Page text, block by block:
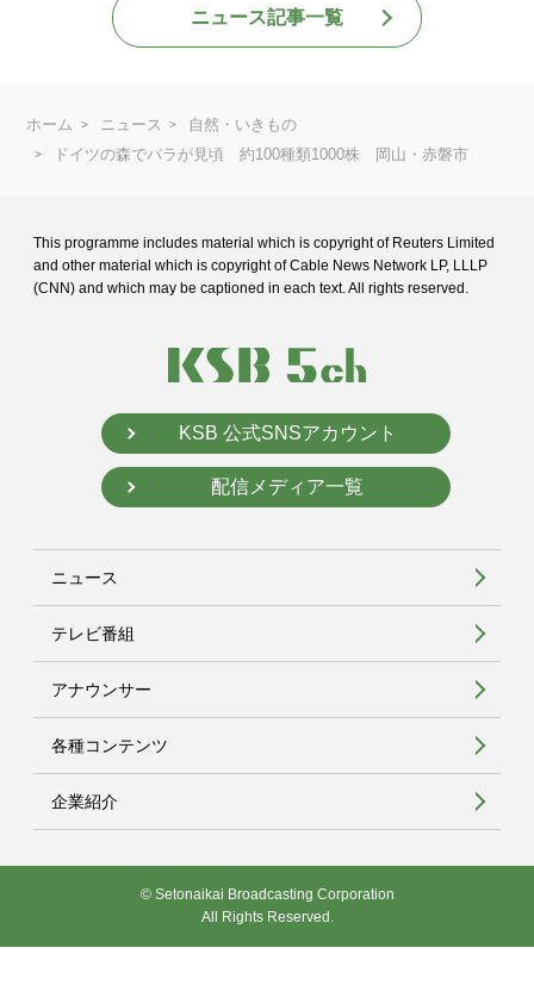
ニュース記事一覧
ホーム ニュース
自然・いきもの
ドイツの森でバラが見頃 約100種類1000株 岡山・赤磐市
This programme includes material which is copyright of Reuters Limited
and other material which is copyright of Cable News Network LP, LLLP
(CNN) and which may be captioned in each text. All rights reserved.
KSB 公式SNSアカウント
配信メディア一覧
ニュース
テレビ番組
アナウンサー
各種コンテンツ
企業紹介
© Setonaikai Broadcasting Corporation
All Rights Reserved.